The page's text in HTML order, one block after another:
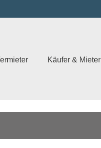
Käufer & Mieter